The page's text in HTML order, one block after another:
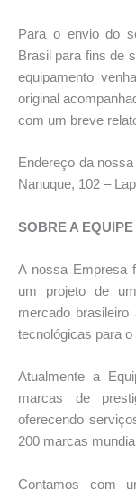
Para o envio do
Brasil para fins de
equipamento
original
com um breve
Endereço da
Nanuque, 102 –
SOBRE A
A nossa Empresa
um projeto de
mercado
tecnológicas para
Atualmente a
marcas de
oferecendo
200 marcas
Contamos com